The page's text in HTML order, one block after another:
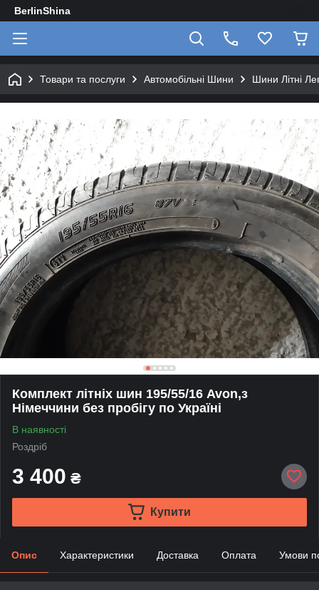
BerlinShina
Товари та послуги Автомобільні Шини Шини Літні
Комплект літніх шин 195/55/16 Avon,з
Німеччини без пробігу по Україні
В наявності
Роздріб
3 400 ₴
Купити
Опис Характеристики Доставка Оплата Умови